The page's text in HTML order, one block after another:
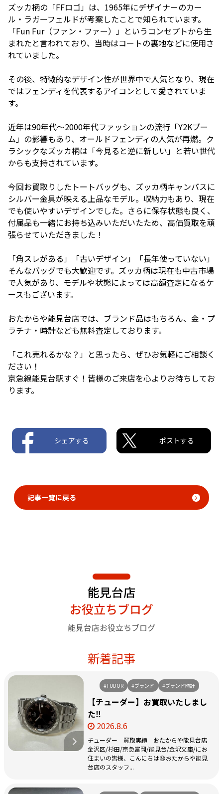
ズッカ柄の「FFロゴ」は、1965年にデザイナーのカー
ル・ラガーフェルドが考案したことで知られています。
「Fun Fur（ファン・ファー）」というコンセプトから生
まれたと言われており、当時はコートの裏地などに使用さ
れていました。
その後、特徴的なデザイン性が世界中で人気となり、現在
ではフェンディを代表するアイコンとして愛されていま
す。
近年は90年代〜2000年代ファッションの流行「Y2Kブー
ム」の影響もあり、オールドフェンディの人気が再燃。ク
ラシックなズッカ柄は「今見ると逆に新しい」と若い世代
からも支持されています。
今回お買取りしたトートバッグも、ズッカ柄キャンバスに
シルバー金具が映える上品なモデル。収納力もあり、現在
でも使いやすいデザインでした。さらに保存状態も良く、
付属品も一緒にお持ち込みいただいたため、高価買取を頑
張らせていただきました！
「角スレがある」「古いデザイン」「長年使っていない」
そんなバッグでも大歓迎です。ズッカ柄は現在も中古市場
で人気があり、モデルや状態によっては高額査定になるケ
ースもございます。
おたからや能見台店では、ブランド品はもちろん、金・プ
ラチナ・時計なども無料査定しております。
「これ売れるかな？」と思ったら、ぜひお気軽にご相談く
ださい！
京急線能見台駅すぐ！皆様のご来店を心よりお待ちしてお
ります。
シェアする ポストする
記事一覧に戻る
能見台店
お役立ちブログ
能見台店お役立ちブログ
新着記事
#TUDOR #ブランド #ブランド時計
【チューダー】お買取いたしまし
た‼️
2026.8.6
チューダー 買取実績 おたからや能見台店
金沢区/杉田/京急富岡/能見台/金沢文庫/にお
住まいの皆様、こんにちは😃おたからや能見
台店のスタッフ...